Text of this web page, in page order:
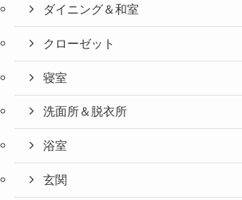
ダイニング＆和室
クローゼット
寝室
洗面所＆脱衣所
浴室
玄関